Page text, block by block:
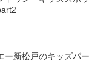
ー新松戸のキッズパー